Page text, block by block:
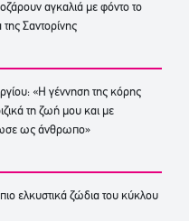
αγκαλιά με φόντο το
της Σαντορίνης
«Η γέννηση της κόρης
τη ζωή μου και με
ως άνθρωπο»
πιο ελκυστικά ζώδια του κύκλου